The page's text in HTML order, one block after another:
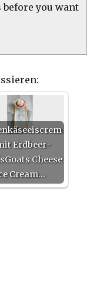
before you want
Erdbeer-
Cheese
Cream…